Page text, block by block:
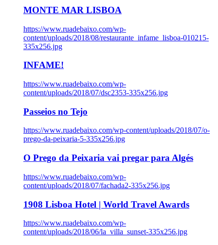
MONTE MAR LISBOA
https://www.ruadebaixo.com/wp-
content/uploads/2018/08/restaurante_infame_lisboa-010215-
335x256.jpg
INFAME!
https://www.ruadebaixo.com/wp-
content/uploads/2018/07/dsc2353-335x256.jpg
Passeios no Tejo
https://www.ruadebaixo.com/wp-content/uploads/2018/07/o-
prego-da-peixaria-5-335x256.jpg
O Prego da Peixaria vai pregar para Algés
https://www.ruadebaixo.com/wp-
content/uploads/2018/07/fachada2-335x256.jpg
1908 Lisboa Hotel | World Travel Awards
https://www.ruadebaixo.com/wp-
content/uploads/2018/06/la_villa_sunset-335x256.jpg